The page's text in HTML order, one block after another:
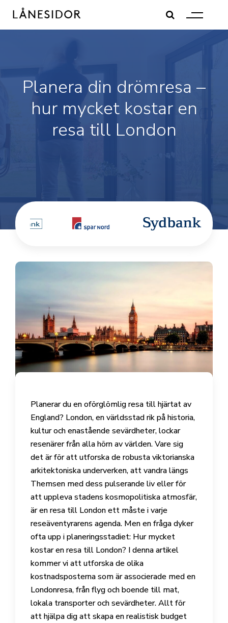
content
Planera din drömresa –
hur mycket kostar en
resa till London
Planerar du en oförglömlig resa till hjärtat av
England? London, en världsstad rik på historia,
kultur och enastående sevärdheter, lockar
resenärer från alla hörn av världen. Vare sig
det är för att utforska de robusta viktorianska
arkitektoniska underverken, att vandra längs
Themsen med dess pulserande liv eller för
att uppleva stadens kosmopolitiska atmosfär,
är en resa till London ett måste i varje
reseäventyrarens agenda. Men en fråga dyker
ofta upp i planeringsstadiet: Hur mycket
kostar en resa till London? I denna artikel
kommer vi att utforska de olika
kostnadsposterna som är associerade med en
Londonresa, från flyg och boende till mat,
lokala transporter och sevärdheter. Allt för
att hjälpa dig att skapa en realistisk budget